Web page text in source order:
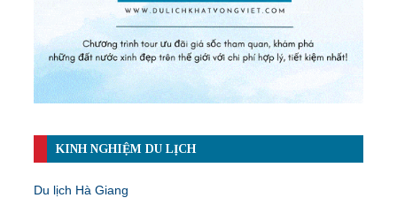
KINH NGHIỆM DU LỊCH
Du lịch Hà Giang